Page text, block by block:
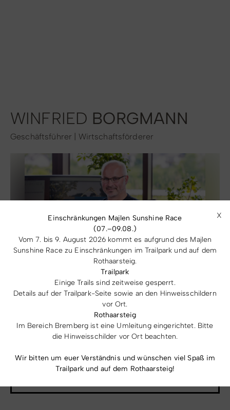
X
Einschränkungen Majlen Sunshine Race
(07.–09.08.)
Vom 7. bis 9. August 2026 kommt es aufgrund des Majlen
Sunshine Race zu Einschränkungen im Trailpark und auf dem
Rothaarsteig.
Trailpark
Einige Trails sind zeitweise gesperrt.
Details auf der Trailpark-Seite sowie an den Hinweisschildern
vor Ort.
Rothaarsteig
Im Bereich Bremberg ist eine Umleitung eingerichtet. Bitte
die Hinweisschilder vor Ort beachten.
Wir bitten um euer Verständnis und wünschen viel Spaß im
Trailpark und auf dem Rothaarsteig!
WINFRIED BORGMANN
Geschäftsführer | Wirtschaftsförderer
Copyright: Ferienwelt Winterberg / Stephan Peters
02981 925012
winfried.borgmann@winterberg.de